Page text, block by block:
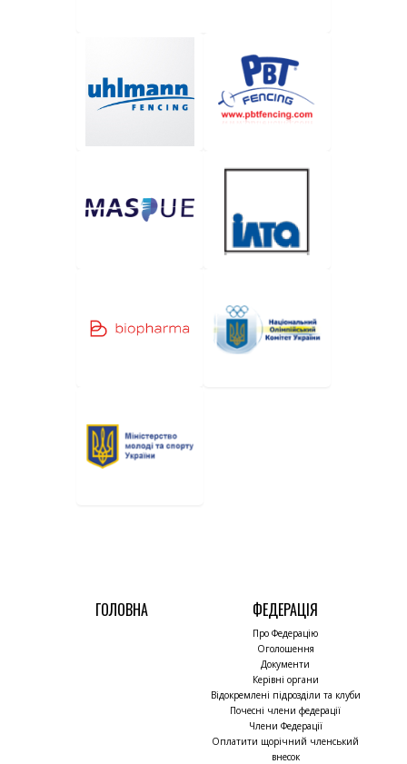
ГОЛОВНА ФЕДЕРАЦІЯ
Про Федерацію
Оголошення
Документи
Керівні органи
Відокремлені підрозділи та клуби
Почесні члени федерації
Члени Федерації
Оплатити щорічний членський
внесок